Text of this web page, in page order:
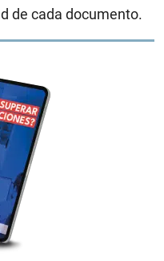
de cada documento.